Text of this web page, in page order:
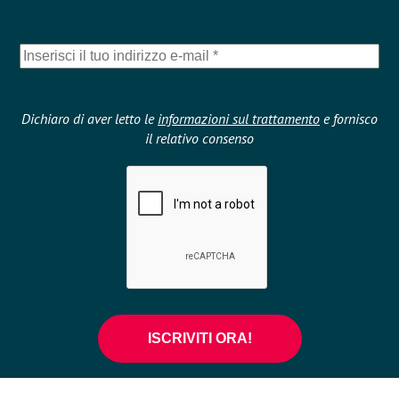
Dichiaro di aver letto le informazioni sul trattamento e fornisco
il relativo consenso